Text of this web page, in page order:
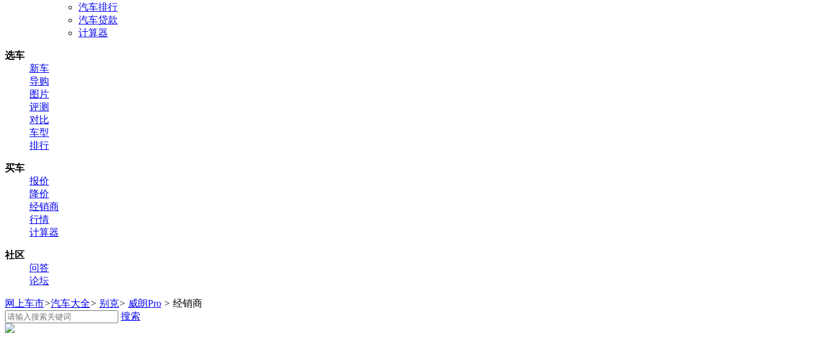
汽车排行
汽车贷款
计算器
选车
新车
导购
图片
评测
对比
车型
排行
买车
报价
降价
经销商
行情
计算器
社区
问答
论坛
网上车市>汽车大全> 别克> 威朗Pro > 经销商
搜索